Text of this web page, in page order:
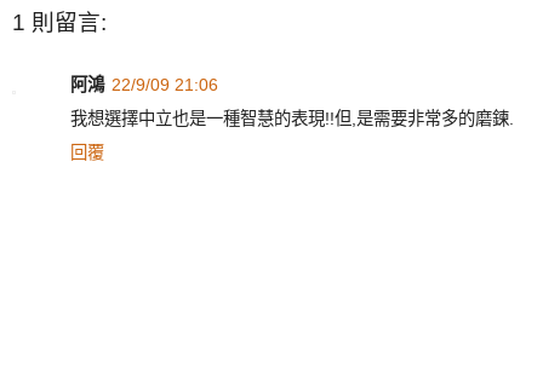
1 則留言:
阿鴻 22/9/09 21:06
我想選擇中立也是一種智慧的表現!!但,是需要非常多的磨鍊.
回覆